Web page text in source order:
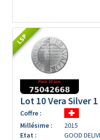
LSP
Lot 10 Vera Silver
Coffre :
Millésime :
2015
Etat :
GOOD